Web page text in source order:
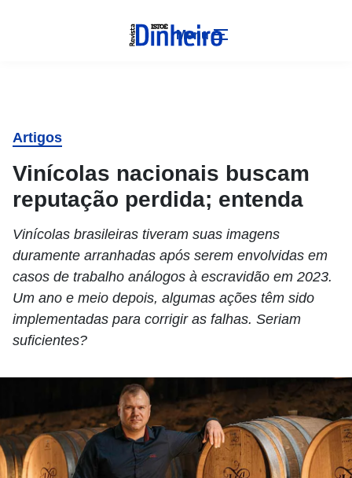
Menu
Artigos
Vinícolas nacionais buscam
reputação perdida; entenda
Vinícolas brasileiras tiveram suas imagens
duramente arranhadas após serem envolvidas em
casos de trabalho análogos à escravidão em 2023.
Um ano e meio depois, algumas ações têm sido
implementadas para corrigir as falhas. Seriam
suficientes?